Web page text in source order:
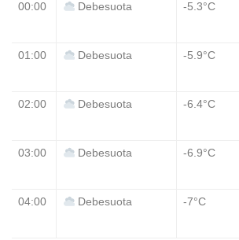
00:00 Debesuota -5.3°C
01:00 Debesuota -5.9°C
02:00 Debesuota -6.4°C
03:00 Debesuota -6.9°C
04:00 Debesuota -7°C